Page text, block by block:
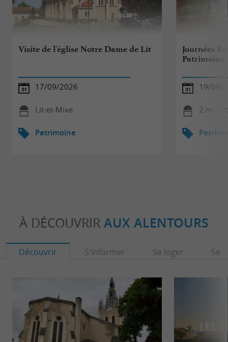
Visite de l'église Notre Dame de Lit
17/09/2026
Lit-et-Mixe
Patrimoine
Journées
Patrimoine
19/09/
2 m -
À DÉCOUVRIR AUX ALENTOURS
Découvrir S'informer Se loger Se